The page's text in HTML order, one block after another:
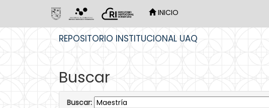
INICIO
REPOSITORIO INSTITUCIONAL UAQ
Buscar
Buscar: